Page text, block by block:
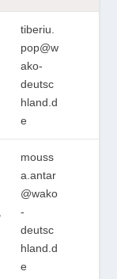
tiberiu.
pop@w
ako-
deutsc
hland.d
e
mouss
a.antar
@wako
-
deutsc
hland.d
e